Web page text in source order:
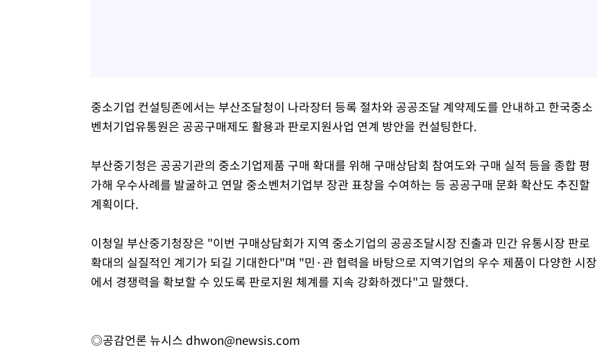
중소기업 컨설팅존에서는 부산조달청이 나라장터 등록 절차와 공공조달 계약제도를 안내하고 한국중소
벤처기업유통원은 공공구매제도 활용과 판로지원사업 연계 방안을 컨설팅한다.
부산중기청은 공공기관의 중소기업제품 구매 확대를 위해 구매상담회 참여도와 구매 실적 등을 종합 평
가해 우수사례를 발굴하고 연말 중소벤처기업부 장관 표창을 수여하는 등 공공구매 문화 확산도 추진할
계획이다.
이청일 부산중기청장은 "이번 구매상담회가 지역 중소기업의 공공조달시장 진출과 민간 유통시장 판로
확대의 실질적인 계기가 되길 기대한다"며 "민·관 협력을 바탕으로 지역기업의 우수 제품이 다양한 시장
에서 경쟁력을 확보할 수 있도록 판로지원 체계를 지속 강화하겠다"고 말했다.
◎공감언론 뉴시스 dhwon@newsis.com